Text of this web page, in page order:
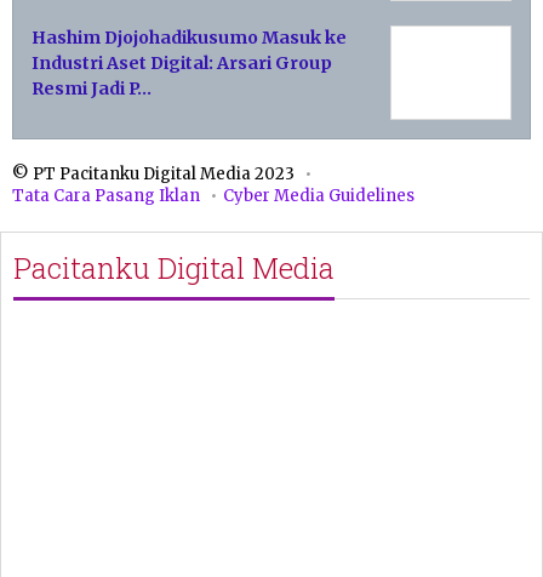
Hashim Djojohadikusumo Masuk ke
Industri Aset Digital: Arsari Group
Resmi Jadi P…
© PT Pacitanku Digital Media 2023
Tata Cara Pasang Iklan
Cyber Media Guidelines
Pacitanku Digital Media